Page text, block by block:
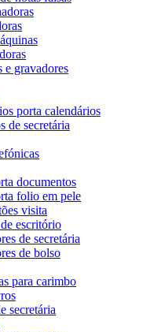
e gravadores
porta calendários
de secretária
documentos
folio em pele
visita
escritório
de secretária
de bolso
para carimbo
secretária